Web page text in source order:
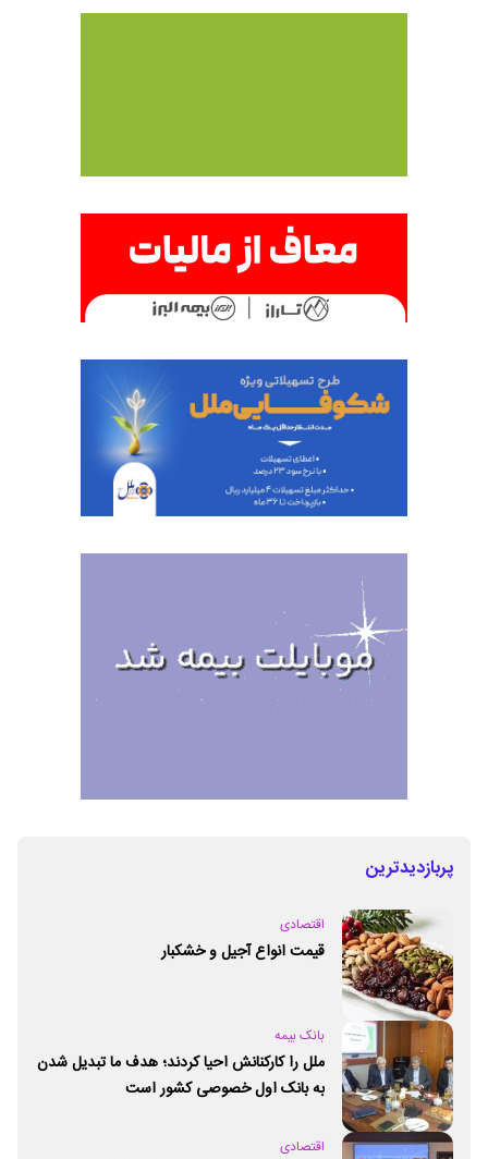
پربازدیدترین
اقتصادی
قیمت انواع آجیل و خشکبار
بانک بیمه
ملل را کارکنانش احیا کردند؛ هدف ما تبدیل شدن
به بانک اول خصوصی کشور است
اقتصادی